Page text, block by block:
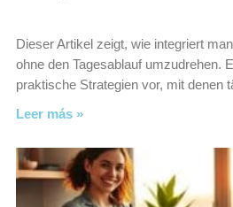
Dieser Artikel zeigt, wie integriert
ohne den Tagesablauf umzudrehen.
praktische Strategien vor, mit denen
Leer más »